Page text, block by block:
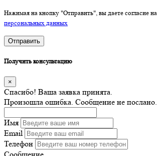
Нажимая на кнопку "Отправить", вы даете согласие
персональных данных
Отправить
Получить консультацию
×
Спасибо! Ваша заявка принята.
Произошла ошибка. Сообщение не послано.
Имя
Email
Телефон